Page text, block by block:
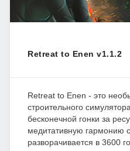
Retreat to Enen v1.1.2
Retreat to Enen - это
строительного
бесконечной гонки за
медитативную гармонию
разворачивается в 3600